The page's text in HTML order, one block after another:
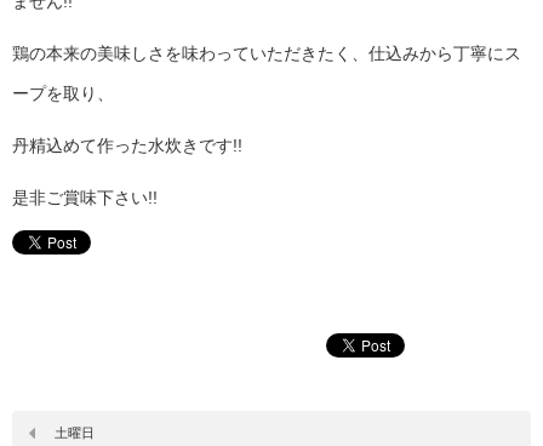
鶏の本来の美味しさを味わっていただきたく、仕込みから丁寧にス
ープを取り、
丹精込めて作った水炊きです!!
是非ご賞味下さい!!
土曜日